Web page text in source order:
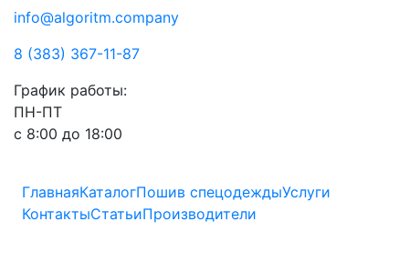
info@algoritm.company
8 (383) 367-11-87
График работы:
ПН-ПТ
с 8:00 до 18:00
ГлавнаяКаталогПошив спецодеждыУслуги
КонтактыСтатьиПроизводители